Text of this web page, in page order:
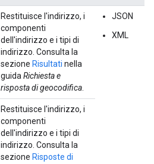
Restituisce l'indirizzo, i
componenti
dell'indirizzo e i tipi di
indirizzo. Consulta la
sezione Risultati nella
guida Richiesta e
risposta di geocodifica
JSON
XML
Restituisce l'indirizzo, i
componenti
dell'indirizzo e i tipi di
indirizzo. Consulta la
sezione Risposte di